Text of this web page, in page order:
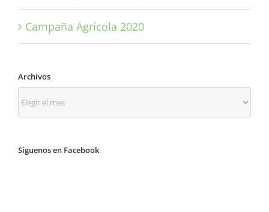
Campaña Agrícola 2020
Archivos
Archivos
Síguenos en Facebook